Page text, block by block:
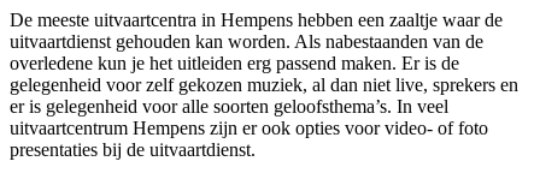
De meeste uitvaartcentra in Hempens hebben een zaaltje waar de
uitvaartdienst gehouden kan worden. Als nabestaanden van de
overledene kun je het uitleiden erg passend maken. Er is de
gelegenheid voor zelf gekozen muziek, al dan niet live, sprekers en
er is gelegenheid voor alle soorten geloofsthema’s. In veel
uitvaartcentrum Hempens zijn er ook opties voor video- of foto
presentaties bij de uitvaartdienst.